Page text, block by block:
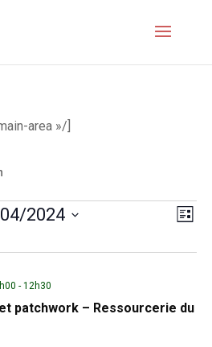
area »/]
vues
Liste
2024
patchwork – Ressourcerie du
- 12h30